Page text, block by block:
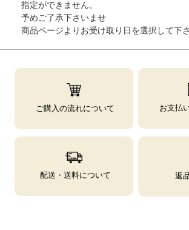
指定ができません。
予めご了承下さいませ
商品ページよりお受け取り日を選択して下さ
ご購入の流れについて お支払
配送・送料について 返